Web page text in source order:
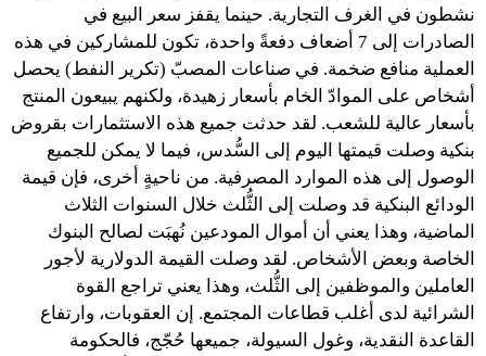
نشطون في الغرف التجارية. حينما يقفز سعر البيع في
الصادرات إلى 7 أضعاف دفعةً واحدة، تكون للمشاركين في هذه
العملية منافع ضخمة. في صناعات المصبّ (تكرير النفط) يحصل
أشخاص على الموادّ الخام بأسعار زهيدة، ولكنهم يبيعون المنتج
بأسعار عالية للشعب. لقد حدثت جميع هذه الاستثمارات بقروض
بنكية وصلت قيمتها اليوم إلى السُّدس، فيما لا يمكن للجميع
الوصول إلى هذه الموارد المصرفية. من ناحيةٍ أخرى، فإن قيمة
الودائع البنكية قد وصلت إلى الثُّلث خلال السنوات الثلاث
الماضية، وهذا يعني أن أموال المودعين نُهبَت لصالح البنوك
الخاصة وبعض الأشخاص. لقد وصلت القيمة الدولارية لأجور
العاملين والموظفين إلى الثُّلث، وهذا يعني تراجع القوة
الشرائية لدى أغلب قطاعات المجتمع. إن العقوبات، وارتفاع
القاعدة النقدية، وغول السيولة، جميعها حُجّج، فالحكومة